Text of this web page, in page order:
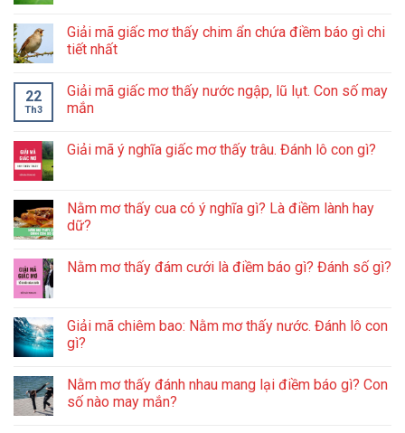
Giải mã giấc mơ thấy chim ẩn chứa điềm báo gì chi
tiết nhất
22
Th3
Giải mã giấc mơ thấy nước ngập, lũ lụt. Con số may
mắn
Giải mã ý nghĩa giấc mơ thấy trâu. Đánh lô con gì?
Nằm mơ thấy cua có ý nghĩa gì? Là điềm lành hay
dữ?
Nằm mơ thấy đám cưới là điềm báo gì? Đánh số gì?
Giải mã chiêm bao: Nằm mơ thấy nước. Đánh lô con
gì?
Nằm mơ thấy đánh nhau mang lại điềm báo gì? Con
số nào may mắn?